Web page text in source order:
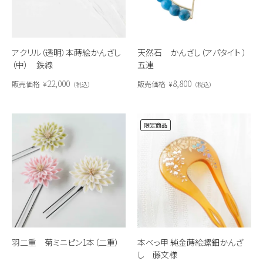
アクリル（透明）本蒔絵かんざし
（中） 鉄線
販売価格 ¥22,000 税込
天然石 かんざし（アパタイト ）
五連
販売価格 ¥8,800 税込
羽二重 菊ミニピン1本（二重）
本べっ甲 純金蒔絵螺鈿かんざ
し 藤文様
限定商品